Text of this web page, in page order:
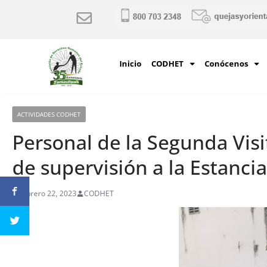
Inicio CODHET Conócenos
ACTIVIDADES CODHET
Personal de la Segunda
de supervisión a la
febrero 22, 2023 CODHET